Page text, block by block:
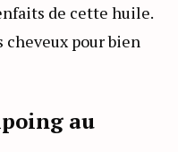
de cette huile.
cheveux pour bien
au